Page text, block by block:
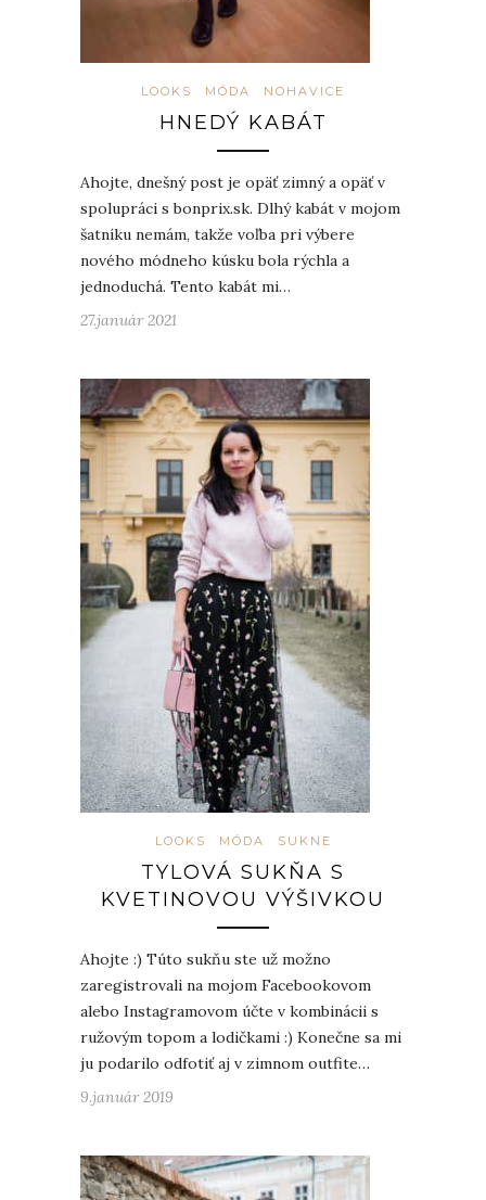
LOOKS MÓDA NOHAVICE
HNEDÝ KABÁT
Ahojte, dnešný post je opäť zimný a opäť v
spolupráci s bonprix.sk. Dlhý kabát v mojom
šatníku nemám, takže voľba pri výbere
nového módneho kúsku bola rýchla a
jednoduchá. Tento kabát mi…
27.január 2021
LOOKS MÓDA SUKNE
TYLOVÁ SUKŇA S
KVETINOVOU VÝŠIVKOU
Ahojte :) Túto sukňu ste už možno
zaregistrovali na mojom Facebookovom
alebo Instagramovom účte v kombinácii s
ružovým topom a lodičkami :) Konečne sa mi
ju podarilo odfotiť aj v zimnom outfite…
9.január 2019